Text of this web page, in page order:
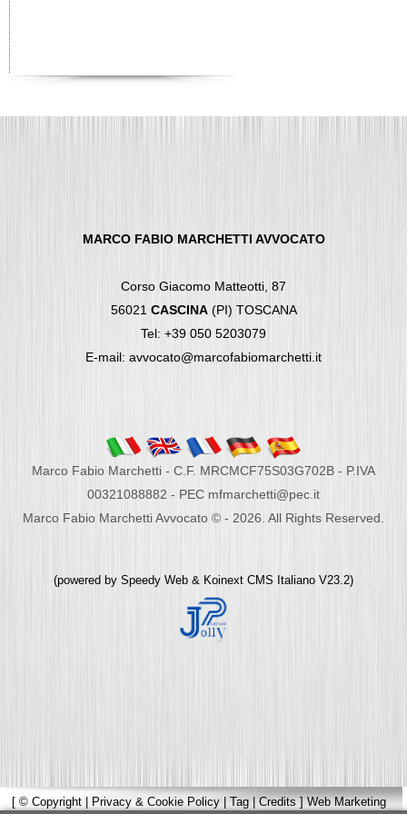
MARCO FABIO MARCHETTI AVVOCATO
Corso Giacomo Matteotti, 87
56021 CASCINA(PI) TOSCANA
Tel: +39 050 5203079
E-mail: avvocato@marcofabiomarchetti.it
Marco Fabio Marchetti - C.F. MRCMCF75S03G702B - P.IVA
00321088882 - PEC mfmarchetti@pec.it
Marco Fabio Marchetti Avvocato © - 2026. All Rights Reserved.
(powered by Speedy Web & Koinext CMS Italiano V23.2)
[ © Copyright | Privacy & Cookie Policy | Tag|Credits]Web Marketing